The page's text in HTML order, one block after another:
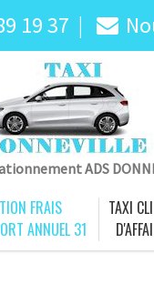
19 37
ADS
FRAIS
ANNUEL 31
TAXI